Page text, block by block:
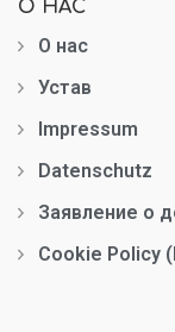
О НАС
О нас
Устав
Impressum
Datenschutz
Заявление о
Cookie Policy